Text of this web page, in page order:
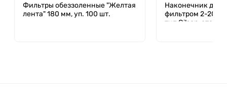
Фильтры обеззоленные "Желтая
лента" 180 мм, уп. 100 шт.
Наконечник для
фильтром 2-200
тип Gilson,